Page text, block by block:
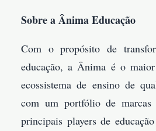
Sobre a Ânima Educação
Com o propósito de
educação, a Ânima é o
ecossistema de ensino de
com um portfólio de
principais players de